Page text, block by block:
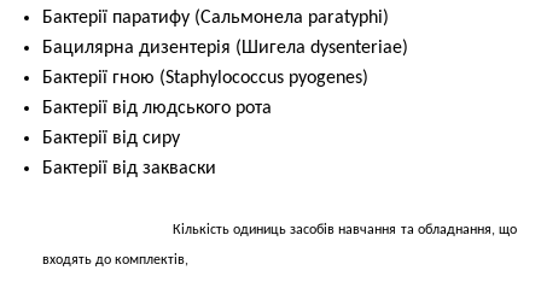
Бактерії паратифу (Сальмонела paratyphi)
Бацилярна дизентерія (Шигела dysenteriae)
Бактерії гною (Staphylococcus pyogenes)
Бактерії від людського рота
Бактерії від сиру
Бактерії від закваски
Кількість одиниць засобів навчання та обладнання, що
входять до комплектів,